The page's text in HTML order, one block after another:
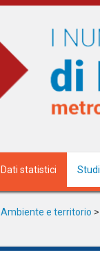
Dati statistici Studi
Ambiente e territorio >